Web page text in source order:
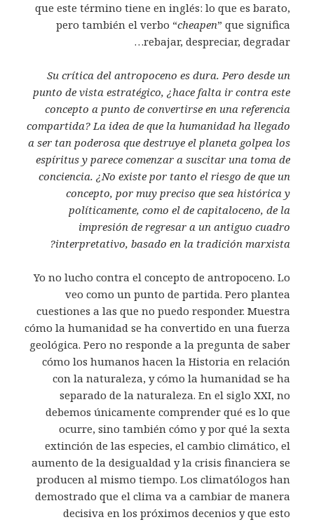
que este término tiene en inglés: lo que es barato,
pero también el verbo “cheapen” que significa
rebajar, despreciar, degradar…
Su crítica del antropoceno es dura. Pero desde un
punto de vista estratégico, ¿hace falta ir contra este
concepto a punto de convertirse en una referencia
compartida? La idea de que la humanidad ha llegado
a ser tan poderosa que destruye el planeta golpea los
espíritus y parece comenzar a suscitar una toma de
conciencia. ¿No existe por tanto el riesgo de que un
concepto, por muy preciso que sea histórica y
políticamente, como el de capitaloceno, de la
impresión de regresar a un antiguo cuadro
interpretativo, basado en la tradición marxista?
Yo no lucho contra el concepto de antropoceno. Lo
veo como un punto de partida. Pero plantea
cuestiones a las que no puedo responder. Muestra
cómo la humanidad se ha convertido en una fuerza
geológica. Pero no responde a la pregunta de saber
cómo los humanos hacen la Historia en relación
con la naturaleza, y cómo la humanidad se ha
separado de la naturaleza. En el siglo XXI, no
debemos únicamente comprender qué es lo que
ocurre, sino también cómo y por qué la sexta
extinción de las especies, el cambio climático, el
aumento de la desigualdad y la crisis financiera se
producen al mismo tiempo. Los climatólogos han
demostrado que el clima va a cambiar de manera
decisiva en los próximos decenios y que esto